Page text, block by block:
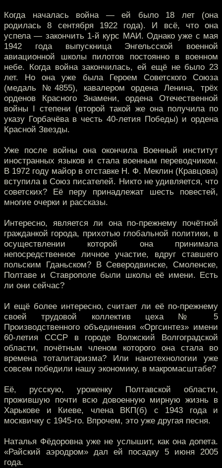
Когда началась война — ей было 18 лет (она
родилась 8 сентября 1922 года). И всё, что она
успела — закончить 1-й курс МАИ. Однако уже с мая
1942 года выпускница Энгельсской военной
авиационной школы пилотов постоянно в военном
небе. Когда война закончилась, ей ещё не было 23
лет. Но она уже была Героем Советского Союза
(медаль №4855), кавалером ордена Ленина, трёх
орденов Красного Знамени, ордена Отечественной
войны I степени (второй такой же она получила по
указу Горбачёва в честь 40-летия Победы) и ордена
Красной Звезды.
Уже после войны она окончила Военный институт
иностранных языков и стала военным переводчиком.
В 1972 году майор в отставке Н. Ф. Меклин (Кравцова)
вступила в Союз писателей. Никто не удивляется, что
советских? Её перу принадлежат шесть повестей,
многие очерки и рассказы.
Интересно, является ли она по-прежнему почётной
гражданкой города, прихотью глобальной политики, в
осуществлении которой она принимала
непосредственное личное участие, вдруг ставшего
польским Гданьском? В Северодвинске, Смоленске,
Полтаве и Ставрополе были школы её имени. Есть
ли они сейчас?
И ещё более интересно, считает ли её по-прежнему
своей трудовой коллектив цеха № 5
Производственного объединения «Оргсинтез» имени
60-летия СССР в городе Волжский Волгоградской
области, почётным членом которого она стала во
времена тоталитаризма? Или нанотехнологии уже
совсем победили нашу экономику, в макромасштабе?
Её, русскую, уроженку Полтавской области,
прожившую почти всю довоенную мирную жизнь в
Харькове и Киеве, члена ВКП(б) с 1943 года и
москвичку с 1945-го. Впрочем, это уже другая песня.
Наталья Фёдоровна уже не услышит, как она допета.
«Райский аэродром» дал ей посадку 5 июня 2005
года.